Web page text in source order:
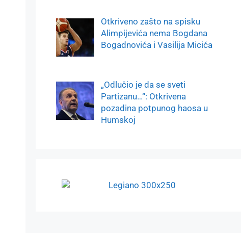
Otkriveno zašto na spisku
Alimpijevića nema Bogdana
Bogadnovića i Vasilija Micića
„Odlučio je da se sveti
Partizanu…“: Otkrivena
pozadina potpunog haosa u
Humskoj